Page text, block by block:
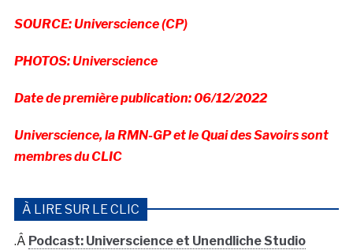
SOURCE: Universcience (CP)
PHOTOS: Universcience
Date de première publication: 06/12/2022
Universcience, la RMN-GP et le Quai des Savoirs sont
membres du CLIC
À LIRE SUR LE CLIC
.Â Podcast: Universcience et Unendliche Studio